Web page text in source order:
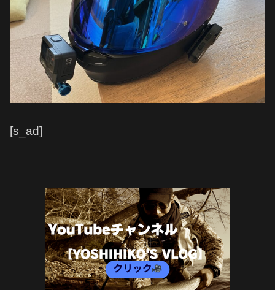
[s_ad]